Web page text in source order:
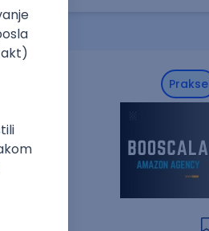
Prakse